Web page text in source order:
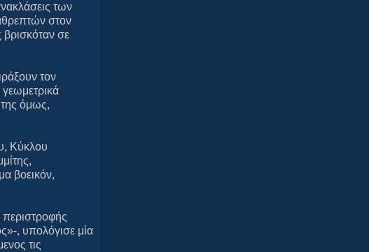
των
στον
βρισκόταν σε
τον
όμως,
Κύκλου
βοεικόν,
, υπολόγισε μία
τις